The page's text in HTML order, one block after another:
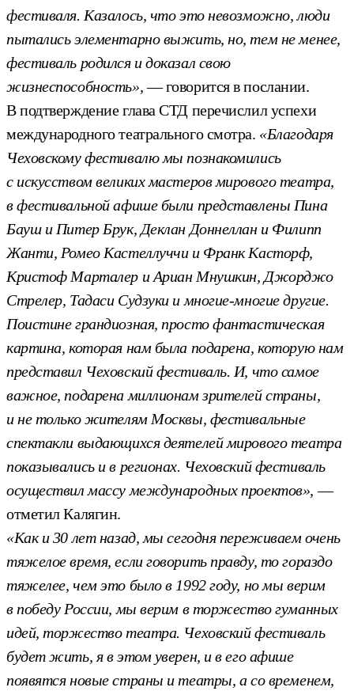
фестиваля. Казалось, что это невозможно, люди
пытались элементарно выжить, но, тем не менее,
фестиваль родился и доказал свою
жизнеспособность»,— говорится в послании.
В подтверждение глава СТД перечислил успехи
международного театрального смотра. «Благодаря
Чеховскому фестивалю мы познакомились
с искусством великих мастеров мирового театра,
в фестивальной афише были представлены Пина
Бауш и Питер Брук, Деклан Доннеллан и Филипп
Жанти, Ромео Кастеллуччи и Франк Касторф,
Кристоф Марталер и Ариан Мнушкин, Джорджо
Стрелер, Тадаси Судзуки и многие-многие другие.
Поистине грандиозная, просто фантастическая
картина, которая нам была подарена, которую нам
представил Чеховский фестиваль. И, что самое
важное, подарена миллионам зрителей страны,
и не только жителям Москвы, фестивальные
спектакли выдающихся деятелей мирового театра
показывались и в регионах. Чеховский фестиваль
осуществил массу международных проектов», —
отметил Калягин.
«Как и 30 лет назад, мы сегодня переживаем очень
тяжелое время, если говорить правду, то гораздо
тяжелее, чем это было в 1992 году, но мы верим
в победу России, мы верим в торжество гуманных
идей, торжество театра. Чеховский фестиваль
будет жить, я в этом уверен, и в его афише
появятся новые страны и театры, а со временем,